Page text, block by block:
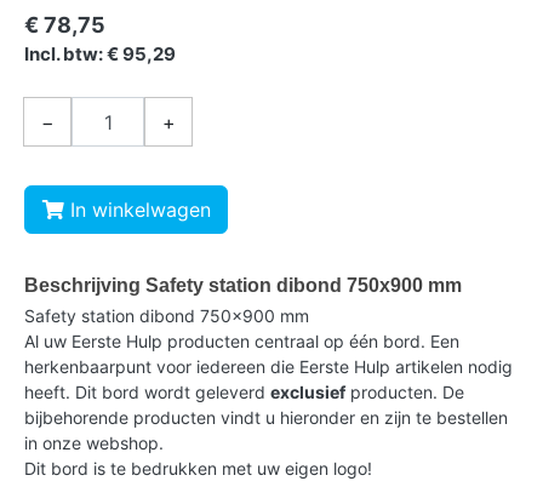
€ 78,75
Incl. btw: € 95,29
− +
In winkelwagen
Beschrijving Safety station dibond 750x900 mm
Safety station dibond 750x900 mm
Al uw Eerste Hulp producten centraal op één bord. Een
herkenbaarpunt voor iedereen die Eerste Hulp artikelen nodig
heeft. Dit bord wordt geleverd exclusiefproducten. De
bijbehorende producten vindt u hieronder en zijn te bestellen
in onze webshop.
Dit bord is te bedrukken met uw eigen logo!